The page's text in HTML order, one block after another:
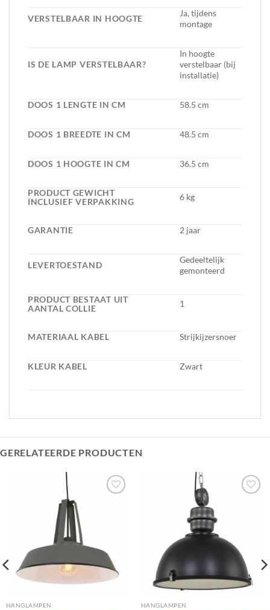
VERSTELBAAR IN HOOGTE
Ja, tijdens
montage
IS DE LAMP VERSTELBAAR?
In hoogte
verstelbaar (bij
installatie)
DOOS 1 LENGTE IN CM 58.5 cm
DOOS 1 BREEDTE IN CM 48.5 cm
DOOS 1 HOOGTE IN CM 36.5 cm
PRODUCT GEWICHT
INCLUSIEF VERPAKKING
6 kg
GARANTIE 2 jaar
LEVERTOESTAND
Gedeeltelijk
gemonteerd
PRODUCT BESTAAT UIT
AANTAL COLLIE
1
MATERIAAL KABEL Strijkijzersnoer
KLEUR KABEL Zwart
GERELATEERDE PRODUCTEN
HANGLAMPEN HANGLAMPEN